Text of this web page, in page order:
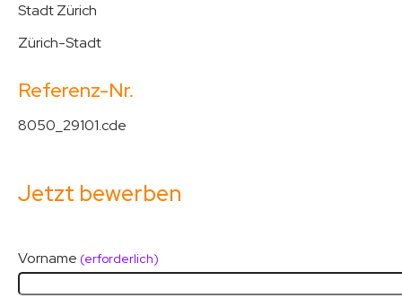
Stadt Zürich
Zürich-Stadt
Referenz-Nr.
8050_29101.cde
Jetzt bewerben
Vorname (erforderlich)